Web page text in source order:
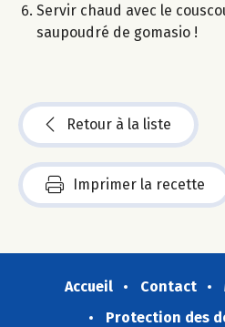
Servir chaud avec le
saupoudré de gomasio !
Retour à la liste
Imprimer la recette
Accueil Contact
Protection des